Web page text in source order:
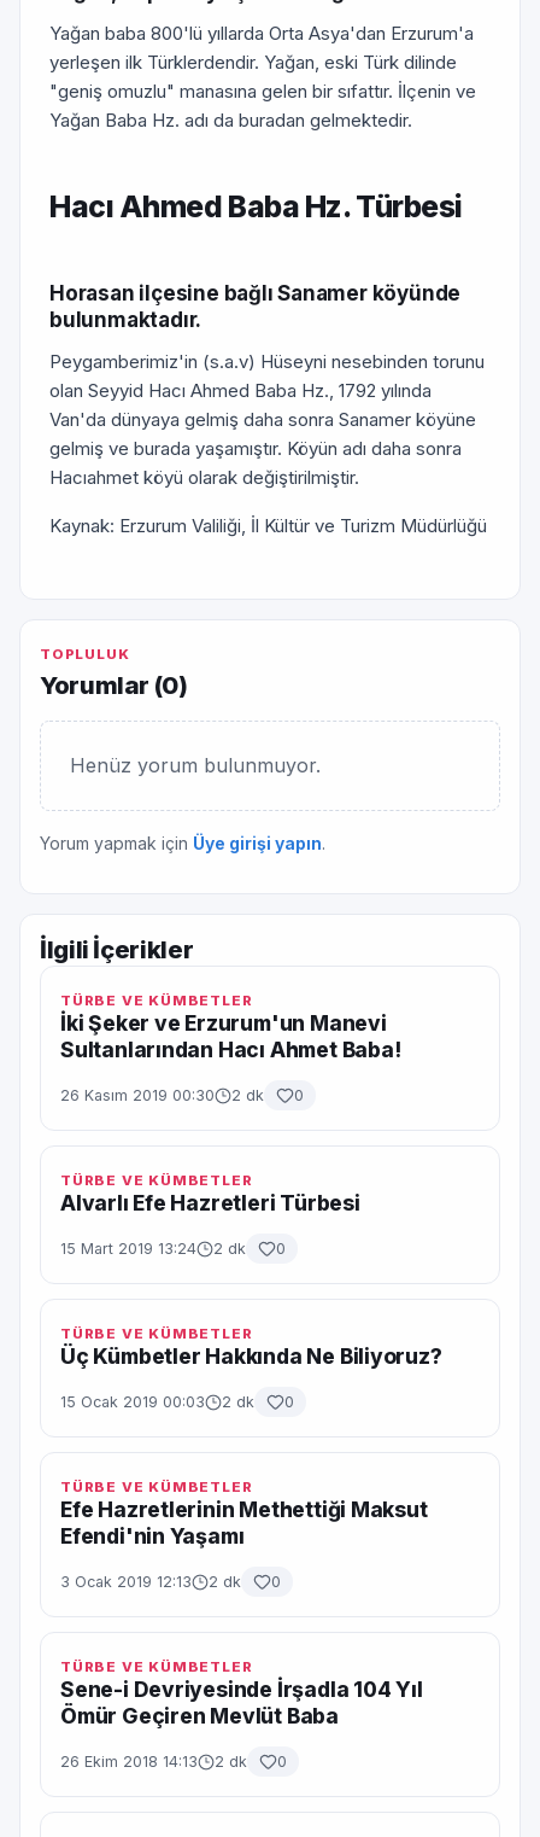
Yağan baba 800'lü yıllarda Orta Asya'dan Erzurum'a
yerleşen ilk Türklerdendir. Yağan, eski Türk dilinde
"geniş omuzlu" manasına gelen bir sıfattır. İlçenin ve
Yağan Baba Hz. adı da buradan gelmektedir.
Hacı Ahmed Baba Hz. Türbesi
Horasan ilçesine bağlı Sanamer köyünde
bulunmaktadır.
Peygamberimiz'in (s.a.v) Hüseyni nesebinden torunu
olan Seyyid Hacı Ahmed Baba Hz., 1792 yılında
Van'da dünyaya gelmiş daha sonra Sanamer köyüne
gelmiş ve burada yaşamıştır. Köyün adı daha sonra
Hacıahmet köyü olarak değiştirilmiştir.
Kaynak: Erzurum Valiliği, İl Kültür ve Turizm Müdürlüğü
TOPLULUK
Yorumlar (0)
Henüz yorum bulunmuyor.
Yorum yapmak için Üye girişi yapın.
İlgili İçerikler
TÜRBE VE KÜMBETLER
İki Şeker ve Erzurum'un Manevi
Sultanlarından Hacı Ahmet Baba!
26 Kasım 2019 00:30 2 dk 0
TÜRBE VE KÜMBETLER
Alvarlı Efe Hazretleri Türbesi
15 Mart 2019 13:24 2 dk 0
TÜRBE VE KÜMBETLER
Üç Kümbetler Hakkında Ne Biliyoruz?
15 Ocak 2019 00:03 2 dk 0
TÜRBE VE KÜMBETLER
Efe Hazretlerinin Methettiği Maksut
Efendi'nin Yaşamı
3 Ocak 2019 12:13 2 dk 0
TÜRBE VE KÜMBETLER
Sene-i Devriyesinde İrşadla 104 Yıl
Ömür Geçiren Mevlüt Baba
26 Ekim 2018 14:13 2 dk 0